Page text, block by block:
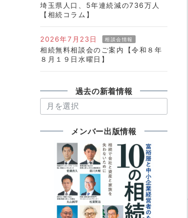
埼玉県人口、5年連続減の736万人
【相続コラム】
2026年7月23日 相談会情報
相続無料相談会のご案内【令和８年
８月１９日水曜日】
過去の新着情報
去
の
メンバー出版情報